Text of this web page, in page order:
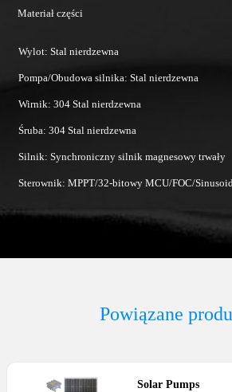
Materiał części
Wylot: Stal nierdzewna
Pompa/Obudowa silnika: Stal nierdzewna
Wirnik: 304 Stal nierdzewna
Śruba: 304 Stal nierdzewna
Silnik: Synchroniczny silnik magnesowy trwały
Sterownik: MPPT/32-bitowy MCU/FOC/
Powiązane
Solar Pumps